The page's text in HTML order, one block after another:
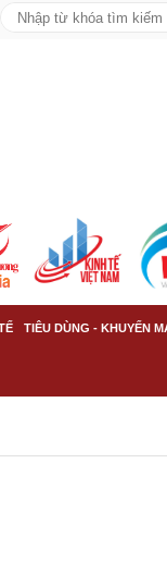
TIÊU DÙNG - KHUYẾN